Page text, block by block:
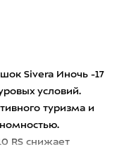
Sivera Иночь -17
условий.
туризма и
RS снижает